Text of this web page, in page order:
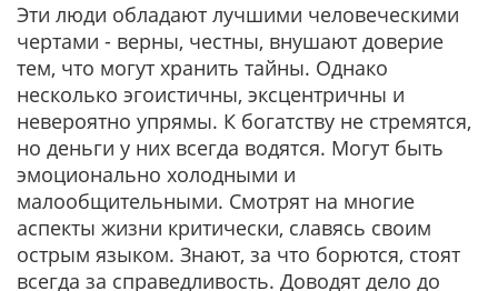
Эти люди обладают лучшими человеческими
чертами - верны, честны, внушают доверие
тем, что могут хранить тайны. Однако
несколько эгоистичны, эксцентричны и
невероятно упрямы. К богатству не стремятся,
но деньги у них всегда водятся. Могут быть
эмоционально холодными и
малообщительными. Смотрят на многие
аспекты жизни критически, славясь своим
острым языком. Знают, за что борются, стоят
всегда за справедливость. Доводят дело до